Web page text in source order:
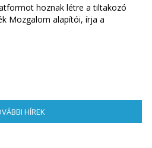
hoznak létre a tilta­kozó
Mozgalom alapítói, írja a
HÍREK